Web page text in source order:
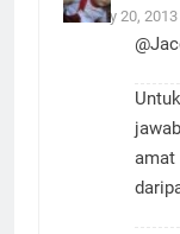
January 20,
amat